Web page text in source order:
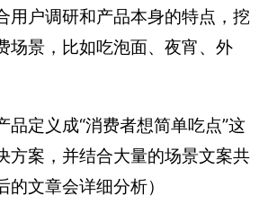
用户调研和产品本身的特点，挖
场景，比如吃泡面、夜宵、外
品定义成“消费者想简单吃点”这
方案，并结合大量的场景文案共
的文章会详细分析）